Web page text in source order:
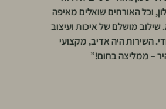
גדולה. המוצרים הגיעו בדיוק
בתמונות, אפילו יפים יותר.
קנייה חלקה, אתר נוח
תודה על שירות ברמה גבוהה!”